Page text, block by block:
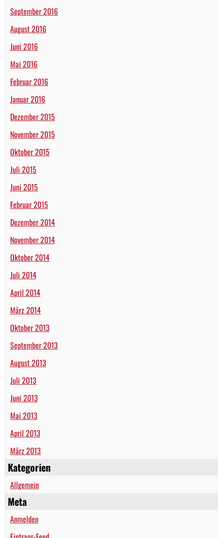
September 2016
August 2016
Juni 2016
Mai 2016
Februar 2016
Januar 2016
Dezember 2015
November 2015
Oktober 2015
Juli 2015
Juni 2015
Februar 2015
Dezember 2014
November 2014
Oktober 2014
Juli 2014
April 2014
März 2014
Oktober 2013
September 2013
August 2013
Juli 2013
Juni 2013
Mai 2013
April 2013
März 2013
Kategorien
Allgemein
Meta
Anmelden